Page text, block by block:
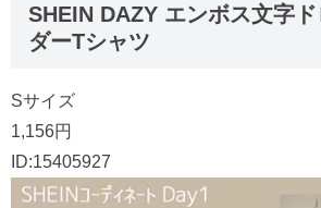
SHEIN DAZY エンボス文字
ダーTシャツ
Sサイズ
1,156円
ID:15405927